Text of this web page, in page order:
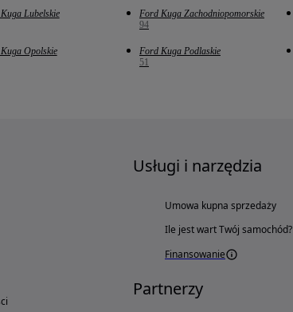
Lubelskie
Ford Kuga Zachodniopomorskie
94
Opolskie
Ford Kuga Podlaskie
51
Usługi i narzędzia
Umowa kupna sprzedaży
Ile jest wart Twój samochód?
Finansowanie
Partnerzy